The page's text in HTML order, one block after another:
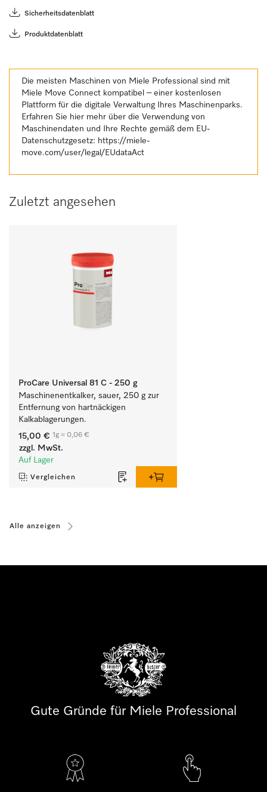
Sicherheitsdatenblatt
Produktdatenblatt
Die meisten Maschinen von Miele Professional sind mit
Miele Move Connect kompatibel – einer kostenlosen
Plattform für die digitale Verwaltung Ihres Maschinenparks.
Erfahren Sie hier mehr über die Verwendung von
Maschinendaten und Ihre Rechte gemäß dem EU-
Datenschutzgesetz: https://miele-
move.com/user/legal/EUdataAct
Zuletzt angesehen
ProCare Universal 81 C - 250 g
Maschinenentkalker, sauer, 250 g zur
Entfernung von hartnäckigen
Kalkablagerungen.
15,00 € 1g = 0,06 €
zzgl. MwSt.
Auf Lager
Vergleichen
Alle anzeigen
Gute Gründe für Miele Professional